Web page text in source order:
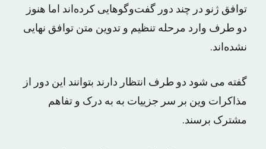
توافق ژنو در چند دور گفت‌وگوهایی کرده‌اند اما هنوز
دو طرف وارد مرحله تنظیم و تدوین متن توافق نهایی
نشده‌اند.
گفته می شود دو طرف انتظار دارند بتوانند این دور از
مذاکرات وین بر سر جزییات به به درک و تفاهم
مشترک برسند.